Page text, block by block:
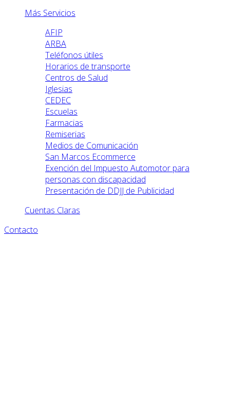
Más Servicios
AFIP
ARBA
Teléfonos útiles
Horarios de transporte
Centros de Salud
Iglesias
CEDEC
Escuelas
Farmacias
Remiserias
Medios de Comunicación
San Marcos Ecommerce
Exención del Impuesto Automotor para
personas con discapacidad
Presentación de DDJJ de Publicidad
Cuentas Claras
Contacto